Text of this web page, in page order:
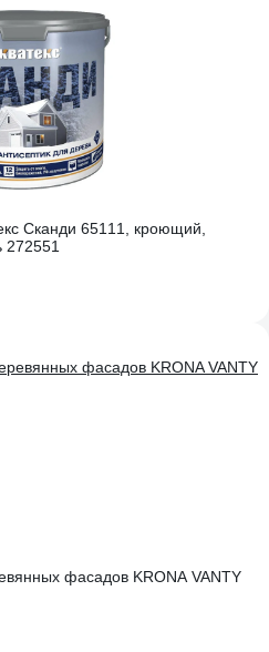
Сканди 65111, кроющий,
272551
фасадов KRONA VANTY